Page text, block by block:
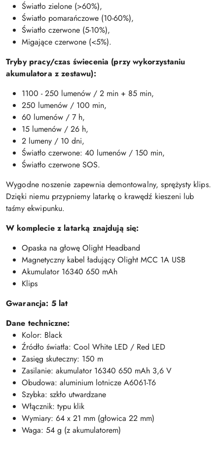
Światło zielone (>60%),
Światło pomarańczowe (10-60%),
Światło czerwone (5-10%),
Migające czerwone (<5%).
Tryby pracy/czas świecenia (przy wykorzystaniu
akumulatora z zestawu):
1100 - 250 lumenów / 2 min + 85 min,
250 lumenów / 100 min,
60 lumenów / 7 h,
15 lumenów / 26 h,
2 lumeny / 10 dni,
Światło czerwone: 40 lumenów / 150 min,
Światło czerwone SOS.
Wygodne noszenie zapewnia demontowalny, sprężysty klips.
Dzięki niemu przypniemy latarkę o krawędź kieszeni lub
taśmy ekwipunku.
W komplecie z latarką znajdują się:
Opaska na głowę Olight Headband
Magnetyczny kabel ładujący Olight MCC 1A USB
Akumulator 16340 650 mAh
Klips
Gwarancja: 5 lat
Dane techniczne:
Kolor: Black
Źródło światła: Cool White LED / Red LED
Zasięg skuteczny: 150 m
Zasilanie: akumulator 16340 650 mAh 3,6 V
Obudowa: aluminium lotnicze A6061-T6
Szybka: szkło utwardzane
Włącznik: typu klik
Wymiary: 64 x 21 mm (głowica 22 mm)
Waga: 54 g (z akumulatorem)